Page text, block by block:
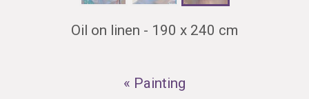
Oil on linen - 190 x 240 cm
« Painting